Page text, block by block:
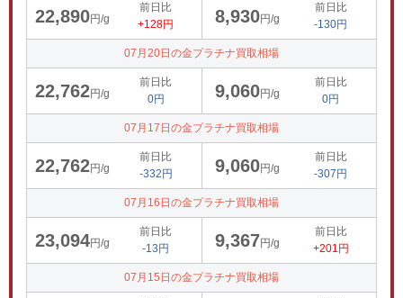
22,890円/g
前日比
+128円
8,930円/g
前日比
-130円
07月20日の金プラチナ買取相場
22,762円/g
前日比
0円
9,060円/g
前日比
0円
07月17日の金プラチナ買取相場
22,762円/g
前日比
-332円
9,060円/g
前日比
-307円
07月16日の金プラチナ買取相場
23,094円/g
前日比
-13円
9,367円/g
前日比
+201円
07月15日の金プラチナ買取相場